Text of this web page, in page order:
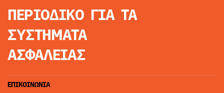
ΠΕΡΙΟΔΙΚΟ ΓΙΑ ΤΑ
ΣΥΣΤΗΜΑΤΑ
ΑΣΦΑΛΕΙΑΣ
ΕΠΙΚΟΙΝΩΝΙΑ